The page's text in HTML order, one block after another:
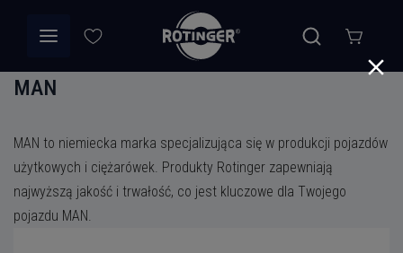
MAN
MAN to niemiecka marka specjalizująca się w produkcji pojazdów
użytkowych i ciężarówek. Produkty Rotinger zapewniają
najwyższą jakość i trwałość, co jest kluczowe dla Twojego
pojazdu MAN.